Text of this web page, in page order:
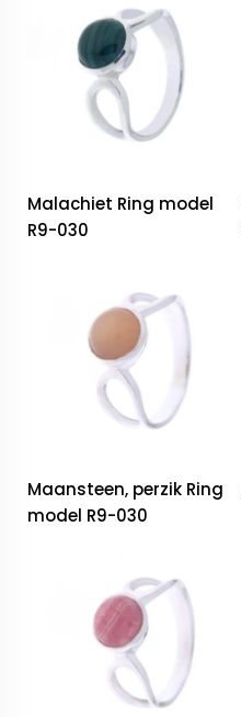
Malachiet Ring model
R9-030
Maansteen, perzik Ring
model R9-030